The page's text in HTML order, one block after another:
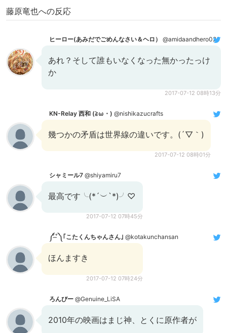
藤原竜也への反応
ヒーロー(あみだでごめんなさい＆ヘロ） @amidaandhero02
あれ？そして誰もいなくなった無かったっけ
か
2017-07-12 08時13分
KN-Relay 西和 (≧ω・) @nishikazucrafts
幾つかの矛盾は世界線の違いです。(´▽｀)
2017-07-12 08時01分
シャミール7 @shiyamiru7
最高です╰(*´︶`*)╯♡
2017-07-12 07時45分
༼ ͒ ̶ ͒༽｢こたくんちゃんさん｣ @kotakunchansan
ほんますき
2017-07-12 07時24分
ろんびー @Genuine_LiSA
2010年の映画はまじ神、とくに原作者が